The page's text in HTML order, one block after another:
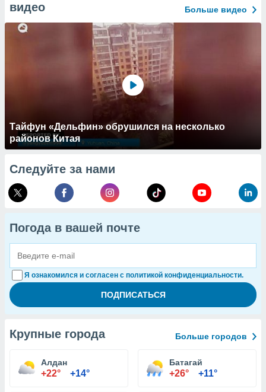
видео Больше видео
Тайфун «Дельфин» обрушился на несколько
районов Китая
Следуйте за нами
Погода в вашей почте
Я ознакомился и согласен с политикой конфиденциальности.
Крупные города Больше городов
Алдан
+22° +14°
Батагай
+26° +11°